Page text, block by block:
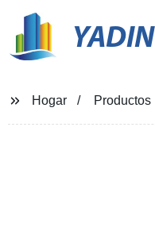
YADIN
Hogar Productos